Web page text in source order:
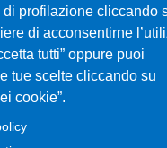
profilazione cliccando
di acconsentirne
tutti” oppure puoi
tue scelte cliccando su
cookie”.